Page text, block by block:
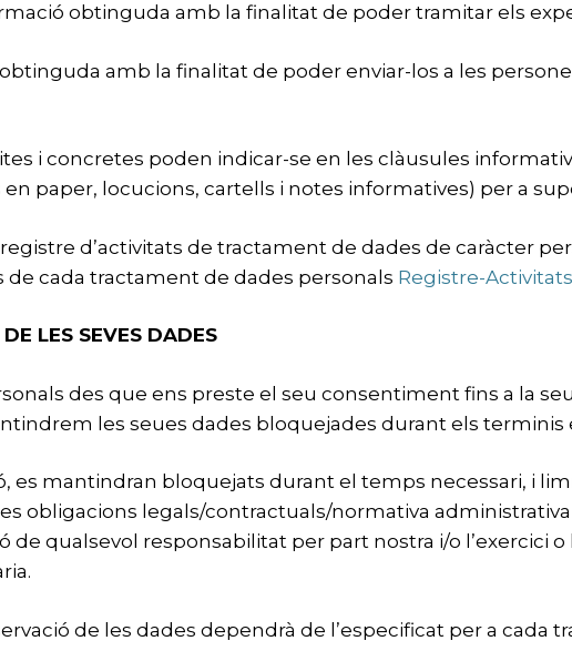
obtinguda amb la finalitat de poder tramitar els
amb la finalitat de poder enviar-los a les
i concretes poden indicar-se en les clàusules
paper, locucions, cartells i notes informatives) per a
d’activitats de tractament de dades de caràcter
de cada tractament de dades personals Registre-
LES SEVES DADES
des que ens preste el seu consentiment fins a la
les seues dades bloquejades durant els terminis
es mantindran bloquejats durant el temps necessari, i
obligacions legals/contractuals/normativa
de qualsevol responsabilitat per part nostra i/o l’exercici
de les dades dependrà de l’especificat per a cada